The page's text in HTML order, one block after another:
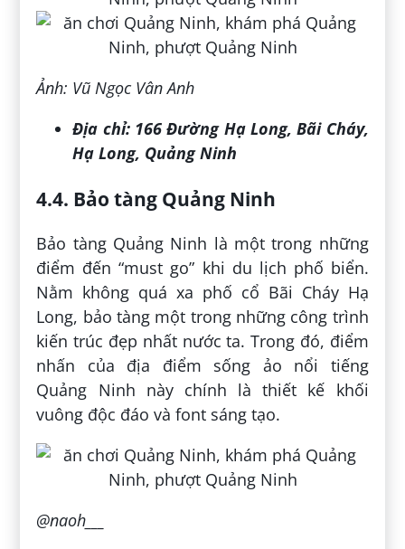
Ảnh: Vũ Ngọc Vân Anh
Địa chỉ: 166 Đường Hạ Long, Bãi Cháy,
Hạ Long, Quảng Ninh
4.4. Bảo tàng Quảng Ninh
Bảo tàng Quảng Ninh là một trong những
điểm đến “must go” khi du lịch phố biển.
Nằm không quá xa phố cổ Bãi Cháy Hạ
Long, bảo tàng một trong những công trình
kiến trúc đẹp nhất nước ta. Trong đó, điểm
nhấn của địa điểm sống ảo nổi tiếng
Quảng Ninh này chính là thiết kế khối
vuông độc đáo và font sáng tạo.
@naoh___